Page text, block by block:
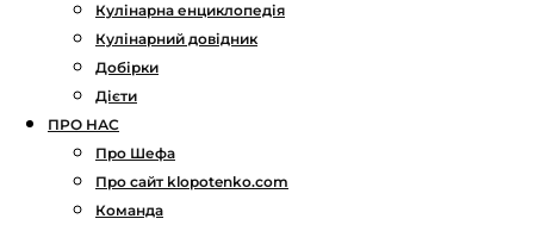
Кулінарна енциклопедія
Кулінарний довідник
Добірки
Дієти
ПРО НАС
Про Шефа
Про сайт klopotenko.com
Команда